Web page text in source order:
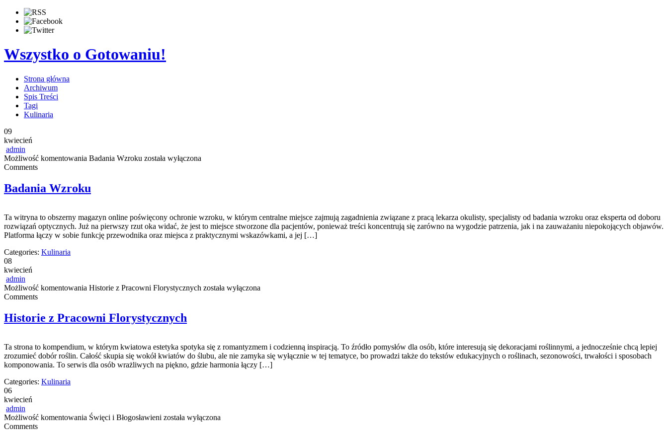
Wszystko o Gotowaniu!
Strona główna
Archiwum
Spis Treści
Tagi
Kulinaria
09
kwiecień
admin
Możliwość komentowania Badania Wzroku została wyłączona
Comments
Badania Wzroku
Ta witryna to obszerny magazyn online poświęcony ochronie wzroku, w którym centralne miejsce zajmują zagadnienia związane z pracą lekarza okulisty, specjalisty od badania wzroku oraz eksperta od doboru
rozwiązań optycznych. Już na pierwszy rzut oka widać, że jest to miejsce stworzone dla pacjentów, ponieważ treści koncentrują się zarówno na wygodzie patrzenia, jak i na zauważaniu niepokojących objawów.
Platforma łączy w sobie funkcję przewodnika oraz miejsca z praktycznymi wskazówkami, a jej […]
Categories: Kulinaria
08
kwiecień
admin
Możliwość komentowania Historie z Pracowni Florystycznych została wyłączona
Comments
Historie z Pracowni Florystycznych
Ta strona to kompendium, w którym kwiatowa estetyka spotyka się z romantyzmem i codzienną inspiracją. To źródło pomysłów dla osób, które interesują się dekoracjami roślinnymi, a jednocześnie chcą lepiej
zrozumieć dobór roślin. Całość skupia się wokół kwiatów do ślubu, ale nie zamyka się wyłącznie w tej tematyce, bo prowadzi także do tekstów edukacyjnych o roślinach, sezonowości, trwałości i sposobach
komponowania. To serwis dla osób wrażliwych na piękno, gdzie harmonia łączy […]
Categories: Kulinaria
06
kwiecień
admin
Możliwość komentowania Święci i Błogosławieni została wyłączona
Comments